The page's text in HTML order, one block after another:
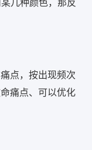
几种颜色，那反
点，按出现频次
痛点、可以优化